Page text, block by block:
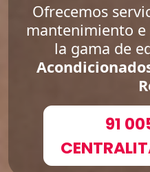
Ofrecemos
mantenimiento
la gama de
91